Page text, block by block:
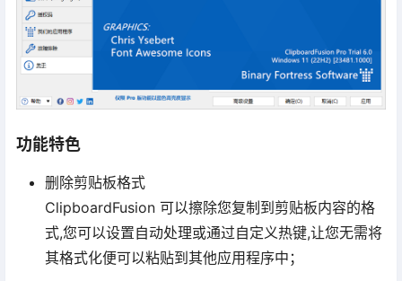
功能特色
删除剪贴板格式
ClipboardFusion 可以擦除您复制到剪贴板内容的格
式,您可以设置自动处理或通过自定义热键,让您无需将
其格式化便可以粘贴到其他应用程序中；